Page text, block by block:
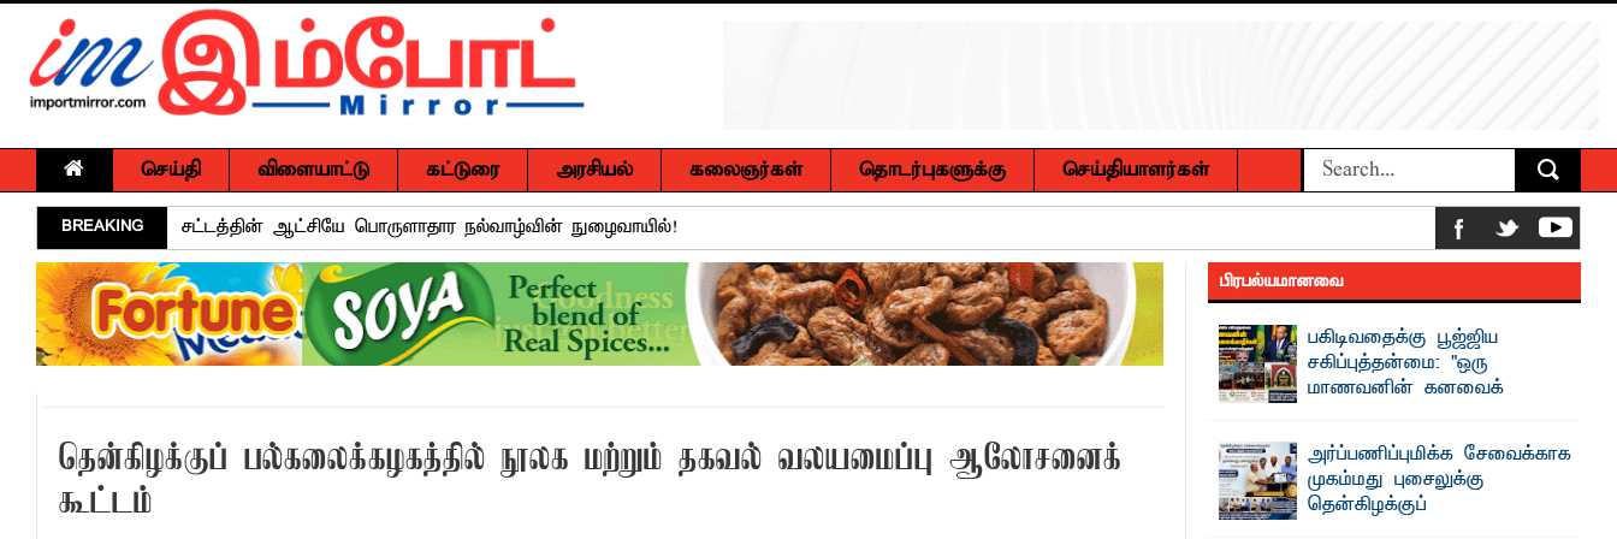
செய்தி விளையாட்டு கட்டுரை அரசியல் கலைஞர்கள் தொடர்புகளுக்கு செய்தியாளர்கள்
BREAKING
தரம் 5 புலமைப்பரிசில் பரீட்சைக்கு தோற்றும் மாணவர்களுக்கு தென்கிழக்குப் பல்கலைக்கழக ஊழியர் சங்கம் வாழ்த்து
கல்முனை மஹ்மூத் மகளிர் கல்லூரிக்கு பெருமை சேர்த்த 94 மாணவிகள்!
பல்கலை மாணவர்களுக்கு மடி கணனிகள்; நலிந்த ஊடகவியலாளர்களுக்கு தலா ஒரு இலட்சம் ரூபா! ஹாஷிம் உமர் பௌண்டேசனின் 24ஆவது கட்ட
மடிக்கணினி வழங்கும் திட்டம்
சாய்ந்தமருதில் தாய்ப்பால் ஊட்டல் வாரத்தை முன்னிட்டு கர்ப்பிணி மற்றும் பாலூட்டும் தாய்மார்களுக்கான விழிப்புணர்வு கலந்துரையாடல்
15 ஆண்டுகால அர்ப்பணிப்புச் சேவைக்கு எம்.ஏ.எம். ரயீஸுக்கு உணர்வுபூர்வமான பிரியாவிடை
அர்ப்பணிப்புமிக்க சேவைக்காக முகம்மது புசைலுக்கு தென்கிழக்குப் பல்கலைக்கழகத்தில் கௌரவம்!
சுகாதார விதிமுறைகளை மீறிய வியாபாரிகளுக்கு எதிராகச் சட்ட நடவடிக்கை! மனித நுகர்வுக்குப் பொருத்தமற்ற உணவுகள் கைப்பற்றப்பட்டுக் அழிப்பு
தென்கிழக்குப் பல்கலைக்கழகத்தில் நூலக மற்றும் தகவல் வலயமைப்பு ஆலோசனைக்
கூட்டம்
பிரபல்யமானவை
பகிடிவதைக்கு பூஜ்ஜிய
சகிப்புத்தன்மை: "ஒரு
மாணவனின் கனவைக்
கலைக்காதீர்கள்" –
தென்கிழக்குப் பல்கலைக்கழக உபவேந்தர்
வலியுறுத்தல்
"ஒ ரு மாணவனின் அல்லது மாணவியின்
கனவு என்னால் கலைக்கப்படாது" என்ற
அர்ப்பணிப்புமிக்க சேவைக்காக
முகம்மது புசைலுக்கு
தென்கிழக்குப்